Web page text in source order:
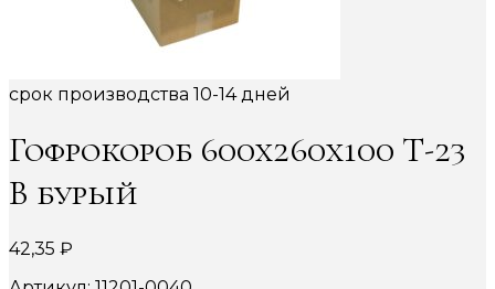
срок производства 10-14 дней
Гофрокороб 600х260х100 Т-23
В бурый
42,35 ₽